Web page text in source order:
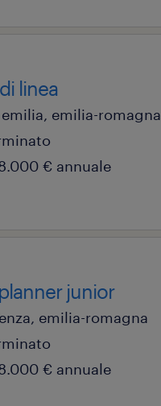
linea
emilia-romagna
€ annuale
junior
emilia-romagna
€ annuale